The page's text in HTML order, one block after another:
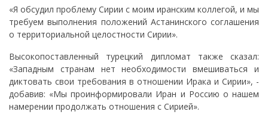
«Я обсудил проблему Сирии с моим иранским коллегой, и мы
требуем выполнения положений Астанинского соглашения
о территориальной целостности Сирии».
Высокопоставленный турецкий дипломат также сказал:
«Западным странам нет необходимости вмешиваться и
диктовать свои требования в отношении Ирака и Сирии», -
добавив: «Мы проинформировали Иран и Россию о нашем
намерении продолжать отношения с Сирией».